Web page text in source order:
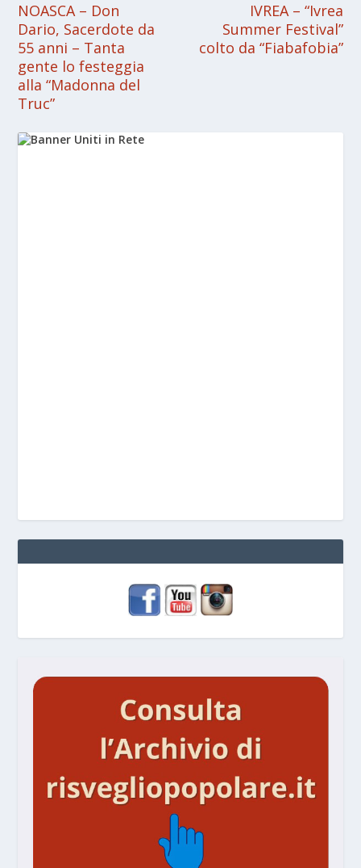
NOASCA – Don
Dario, Sacerdote da
55 anni – Tanta
gente lo festeggia
alla “Madonna del
Truc”
IVREA – “Ivrea
Summer Festival”
colto da “Fiabafobia”